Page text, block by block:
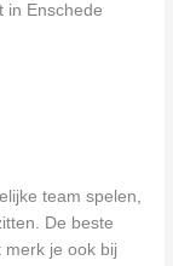
in Enschede
team spelen,
De beste
je ook bij